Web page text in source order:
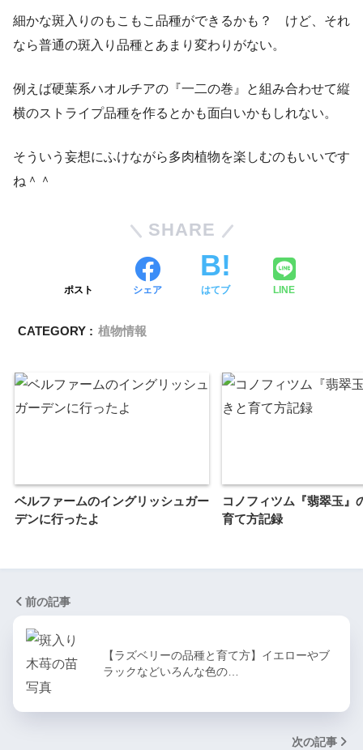
細かな斑入りのもこもこ品種ができるかも？ けど、それ
なら普通の斑入り品種とあまり変わりがない。
例えば硬葉系ハオルチアの『一二の巻』と組み合わせて縦
横のストライプ品種を作るとかも面白いかもしれない。
そういう妄想にふけながら多肉植物を楽しむのもいいです
ね＾＾
SHARE
ポスト シェア はてブ LINE
CATEGORY : 植物情報
ベルファームのイングリッシュガー
デンに行ったよ
コノフィツム『翡翠玉』
育て方記録
前の記事
【ラズベリーの品種と育て方】イエローやブ
ラックなどいろんな色の…
次の記事